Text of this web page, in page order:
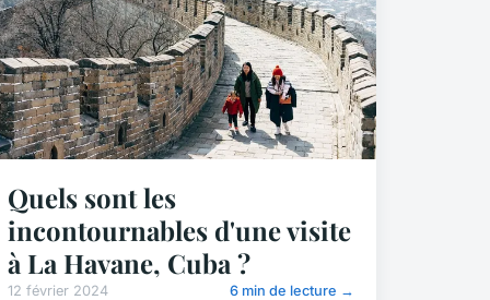
Quels sont les
incontournables d'une visite
à La Havane, Cuba ?
12 février 2024 6 min de lecture →